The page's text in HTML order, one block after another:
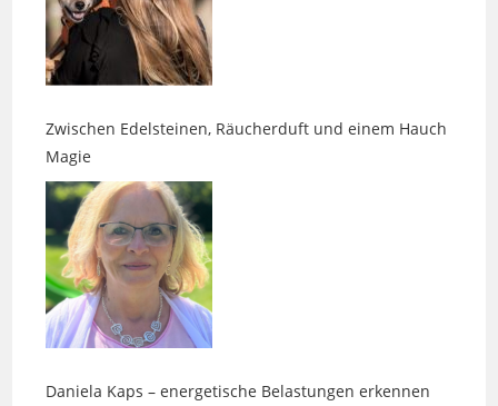
Zwischen Edelsteinen, Räucherduft und einem Hauch
Daniela Kaps – energetische Belastungen erkennen